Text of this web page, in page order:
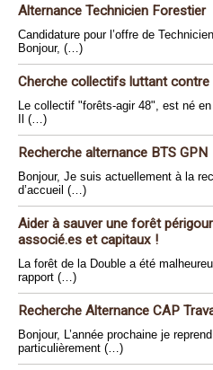
Alternance Technicien Forestier
Candidature pour l’offre de
Bonjour, (…)
Cherche collectifs luttant contre
Le collectif "forêts-agir 48", est né
Il (…)
Recherche alternance BTS GPN
Bonjour, Je suis actuellement à la
d’accueil (…)
Aider à sauver une forêt
associé.es et capitaux !
La forêt de la Double a été
rapport (…)
Recherche Alternance CAP
Bonjour, L’année prochaine je
particulièrement (…)